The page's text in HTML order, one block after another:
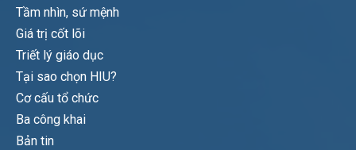
Tầm nhìn, sứ mệnh
Giá trị cốt lõi
Triết lý giáo dục
Tại sao chọn HIU?
Cơ cấu tổ chức
Ba công khai
Bản tin